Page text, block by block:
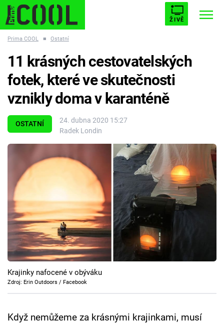
ŽIVĚ
ESCAPE PLNEJ KOTEL AVENGERS 5
Témata
Filmy
Seriály
Hry
Cool Esport
Pořady
TV Program
Prima COOL ■ Ostatní
OSTATNÍ
24. dubna 2020 15:27
Radek Londin
11 krásných cestovatelských
fotek, které ve skutečnosti
vznikly doma v karanténě
Krajinky nafocené v obýváku
Zdroj: Erin Outdoors / Facebook
Když nemůžeme za krásnými krajinkami, musí